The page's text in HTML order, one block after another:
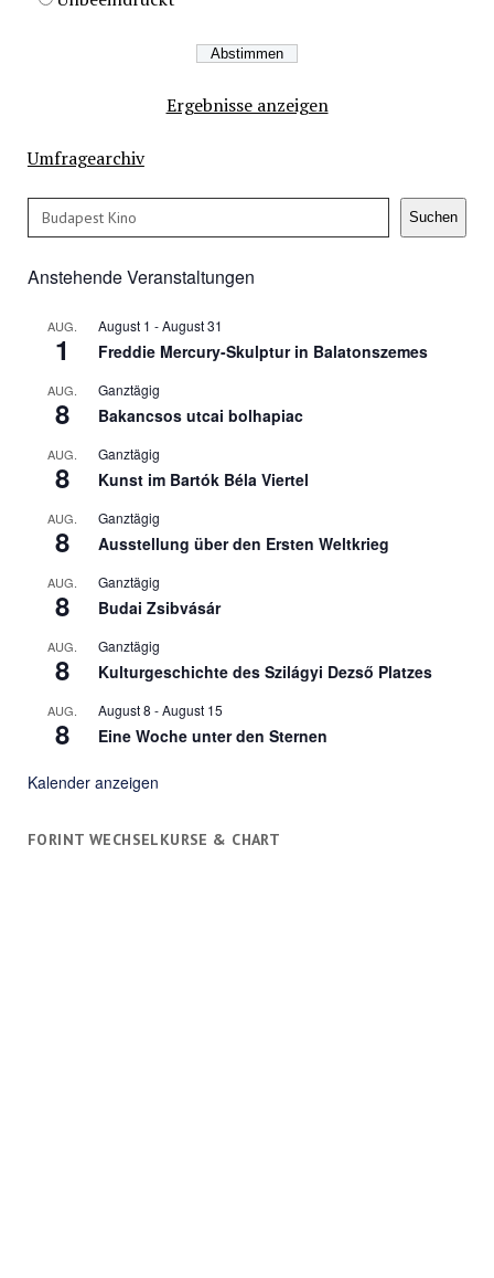
Ergebnisse anzeigen
Umfragearchiv
Suchen Suchen
Anstehende Veranstaltungen
AUG.
1
August 1 -August 31
Freddie Mercury-Skulptur in Balatonszemes
AUG.
8
Ganztägig
Bakancsos utcai bolhapiac
AUG.
8
Ganztägig
Kunst im Bartók Béla Viertel
AUG.
8
Ganztägig
Ausstellung über den Ersten Weltkrieg
AUG.
8
Ganztägig
Budai Zsibvásár
AUG.
8
Ganztägig
Kulturgeschichte des Szilágyi Dezső Platzes
AUG.
8
August 8 -August 15
Eine Woche unter den Sternen
Kalender anzeigen
FORINT WECHSELKURSE & CHART